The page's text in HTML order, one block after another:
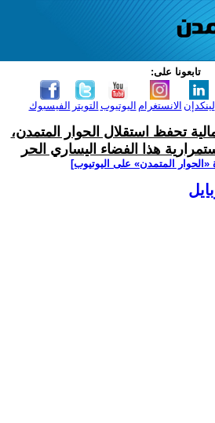
تابعونا على:
الفيسبوك التويتر اليوتيوب الانستغرام لينكدإن
تحفظ استقلال الحوار المتمدن،
هذا الفضاء اليساري الحر
المتمدن» على اليوتيوب]